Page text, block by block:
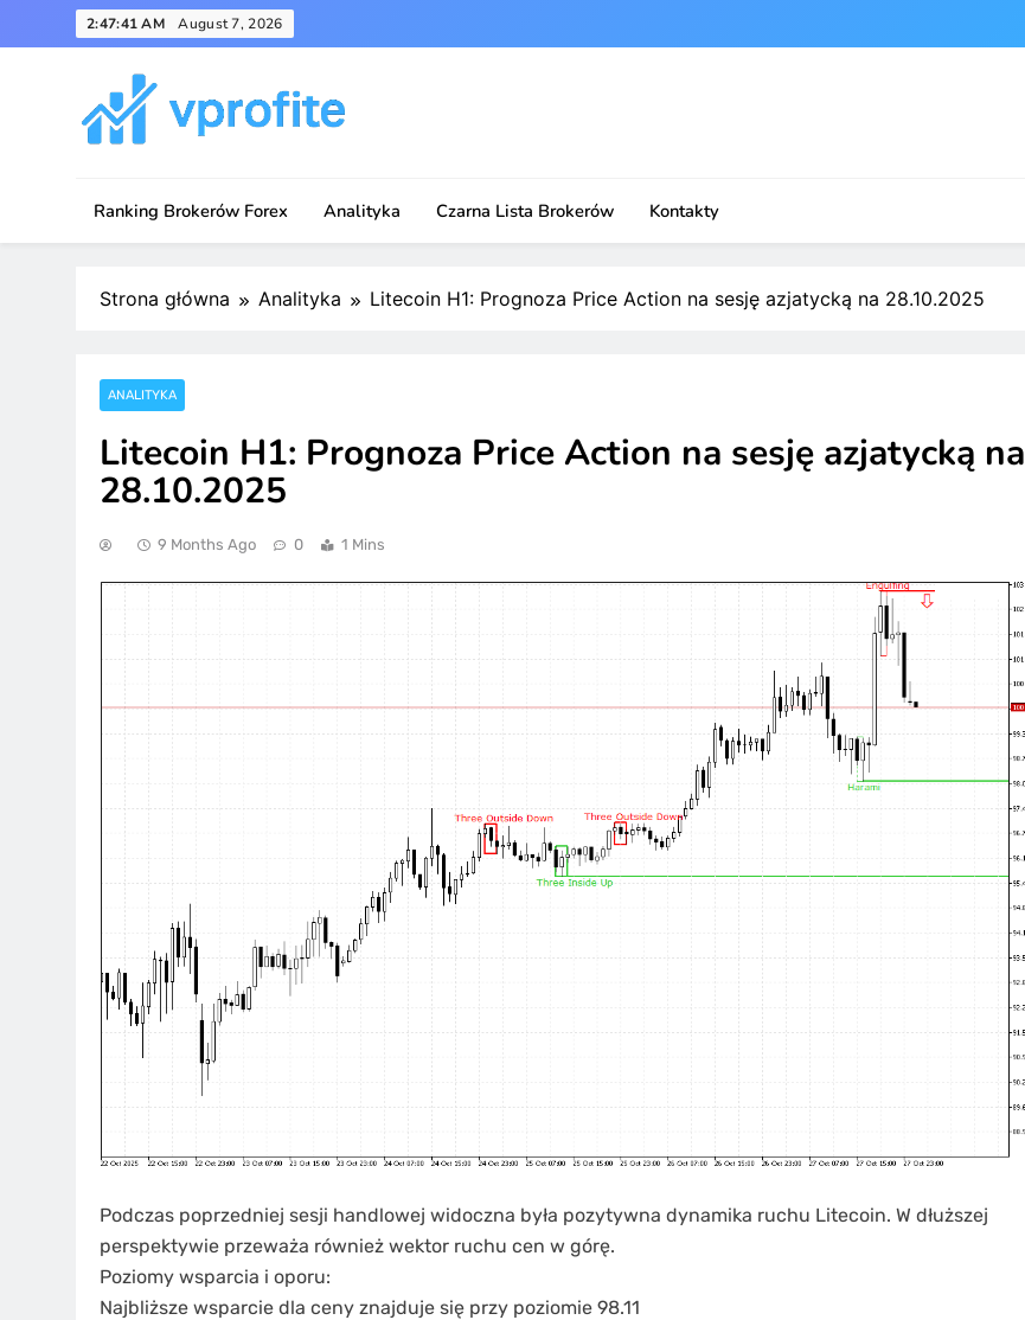
to
2:47:41 AM August 7, 2026
Ranking Brokerów Forex Analityka Czarna Lista Brokerów Kontakty
Strona główna Analityka Litecoin H1: Prognoza Price Action na sesję azjatycką na 28.10.2025
ANALITYKA
Litecoin H1: Prognoza Price Action na sesję azjatycką na
28.10.2025
9 Months Ago 0 1 Mins
Podczas poprzedniej sesji handlowej widoczna była pozytywna dynamika ruchu Litecoin. W dłuższej
perspektywie przeważa również wektor ruchu cen w górę.
Poziomy wsparcia i oporu:
Najbliższe wsparcie dla ceny znajduje się przy poziomie 98.11